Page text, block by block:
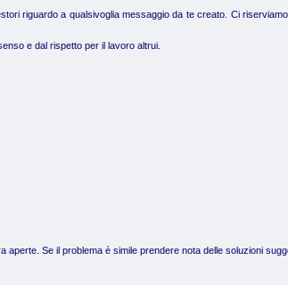
riguardo a qualsivoglia messaggio da te creato. Ci
e dal rispetto per il lavoro altrui.
Se il problema è simile prendere nota delle soluzioni